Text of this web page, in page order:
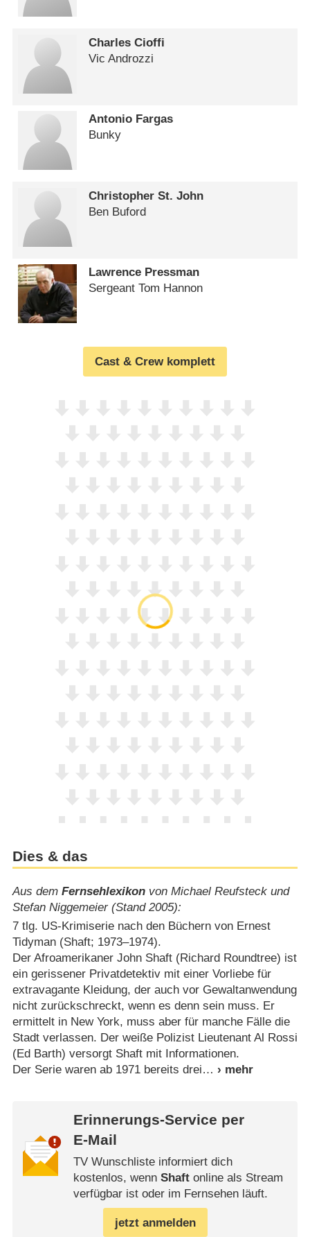
Charles Cioffi
Vic Androzzi
Antonio Fargas
Bunky
Christopher St. John
Ben Buford
Lawrence Pressman
Sergeant Tom Hannon
Cast & Crew komplett
Dies & das
Aus dem Fernsehlexikonvon Michael Reufsteck und
Stefan Niggemeier (Stand 2005):
7 tlg. US-Krimiserie nach den Büchern von Ernest
Tidyman (Shaft; 1973⁠–⁠1974).
Der Afroamerikaner John Shaft (Richard Roundtree) ist
ein gerissener Privatdetektiv mit einer Vorliebe für
extravagante Kleidung, der auch vor Gewaltanwendung
nicht zurückschreckt, wenn es denn sein muss. Er
ermittelt in New York, muss aber für manche Fälle die
Stadt verlassen. Der weiße Polizist Lieutenant Al Rossi
(Ed Barth) versorgt Shaft mit Informationen.
Der Serie waren ab 1971 bereits drei
Erinnerungs-Service per
E-Mail
TV Wunschliste informiert dich
kostenlos, wenn Shaftonline als Stream
verfügbar ist oder im Fernsehen läuft.
jetzt anmelden